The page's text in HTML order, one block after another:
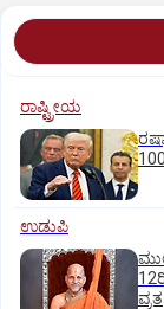
ರಾಷ್ಟ್ರೀಯ
ಉಡುಪಿ
ವ್ರತ